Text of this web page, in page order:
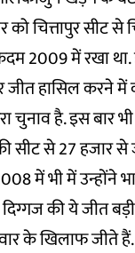
को चित्तापुर सीट
2009 में रखा
हासिल करने में
चुनाव है. इस बार भी
सीट से 27 हजार
में भी में उन्होंने
की ये जीत
के खिलाफ